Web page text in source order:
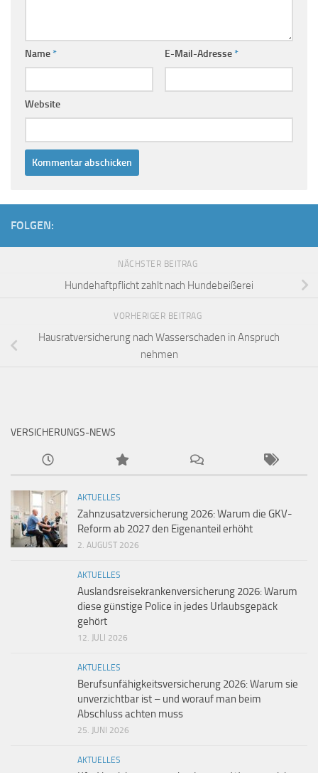
Name* E-Mail-Adresse*
Website
FOLGEN:
NÄCHSTER BEITRAG
Hundehaftpflicht zahlt nach Hundebeißerei
VORHERIGER BEITRAG
Hausratversicherung nach Wasserschaden in Anspruch
nehmen
VERSICHERUNGS-NEWS
AKTUELLES
Zahnzusatzversicherung 2026: Warum die GKV-
Reform ab 2027 den Eigenanteil erhöht
2. AUGUST 2026
AKTUELLES
Auslandsreisekrankenversicherung 2026: Warum
diese günstige Police in jedes Urlaubsgepäck
gehört
12. JULI 2026
AKTUELLES
Berufsunfähigkeitsversicherung 2026: Warum sie
unverzichtbar ist – und worauf man beim
Abschluss achten muss
25. JUNI 2026
AKTUELLES